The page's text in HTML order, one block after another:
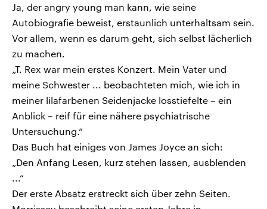
Ja, der angry young man kann, wie seine
Autobiografie beweist, erstaunlich unterhaltsam sein.
Vor allem, wenn es darum geht, sich selbst lächerlich
zu machen.
„T. Rex war mein erstes Konzert. Mein Vater und
meine Schwester ... beobachteten mich, wie ich in
meiner lilafarbenen Seidenjacke losstiefelte – ein
Anblick – reif für eine nähere psychiatrische
Untersuchung.“
Das Buch hat einiges von James Joyce an sich:
„Den Anfang Lesen, kurz stehen lassen, ausblenden
...“
Der erste Absatz erstreckt sich über zehn Seiten.